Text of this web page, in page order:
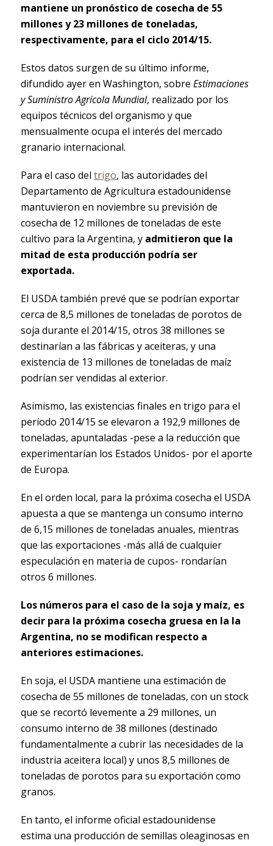
mantiene un pronóstico de cosecha de 55
millones y 23 millones de toneladas,
respectivamente, para el ciclo 2014/15.
Estos datos surgen de su último informe,
difundido ayer en Washington, sobre Estimaciones
y Suministro Agrícola Mundial, realizado por los
equipos técnicos del organismo y que
mensualmente ocupa el interés del mercado
granario internacional.
Para el caso del trigo, las autoridades del
Departamento de Agricultura estadounidense
mantuvieron en noviembre su previsión de
cosecha de 12 millones de toneladas de este
cultivo para la Argentina, yadmitieron que la
mitad de esta producción podría ser
exportada.
El USDA también prevé que se podrían exportar
cerca de 8,5 millones de toneladas de porotos de
soja durante el 2014/15, otros 38 millones se
destinarían a las fábricas y aceiteras, y una
existencia de 13 millones de toneladas de maíz
podrían ser vendidas al exterior.
Asimismo, las existencias finales en trigo para el
período 2014/15 se elevaron a 192,9 millones de
toneladas, apuntaladas -pese a la reducción que
experimentarían los Estados Unidos- por el aporte
de Europa.
En el orden local, para la próxima cosecha el USDA
apuesta a que se mantenga un consumo interno
de 6,15 millones de toneladas anuales, mientras
que las exportaciones -más allá de cualquier
especulación en materia de cupos- rondarían
otros 6 millones.
Los números para el caso de la soja y maíz, es
decir para la próxima cosecha gruesa en la la
Argentina, no se modifican respecto a
anteriores estimaciones.
En soja, el USDA mantiene una estimación de
cosecha de 55 millones de toneladas, con un stock
que se recortó levemente a 29 millones, un
consumo interno de 38 millones (destinado
fundamentalmente a cubrir las necesidades de la
industria aceitera local) y unos 8,5 millones de
toneladas de porotos para su exportación como
granos.
En tanto, el informe oficial estadounidense
estima una producción de semillas oleaginosas en